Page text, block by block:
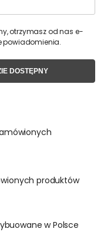
otrzymasz od nas e-
powiadomienia.
DOSTĘPNY
produktów
w Polsce